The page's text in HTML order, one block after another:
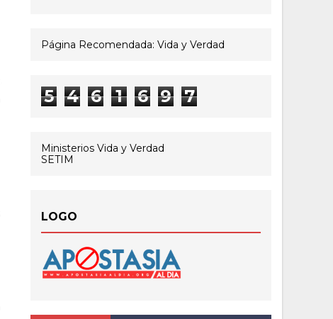
Página Recomendada: Vida y Verdad
5 4 6 1 6 9 7
Ministerios Vida y Verdad
SETIM
LOGO